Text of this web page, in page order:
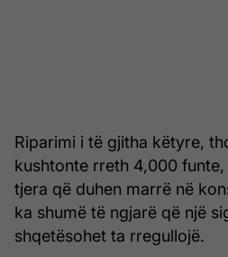
Riparimi i të gjitha këtyre,
kushtonte rreth 4,000
tjera që duhen marrë në
ka shumë të ngjarë që një
shqetësohet ta rregullojë.